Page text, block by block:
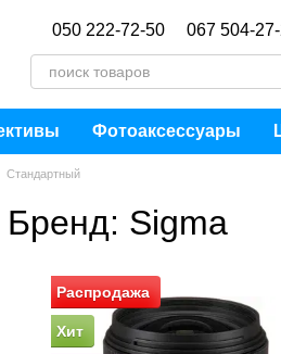
050 222-72-50 067 504-
Фотоаксессуары
Стандартный
Sigma
Распродажа
Хит